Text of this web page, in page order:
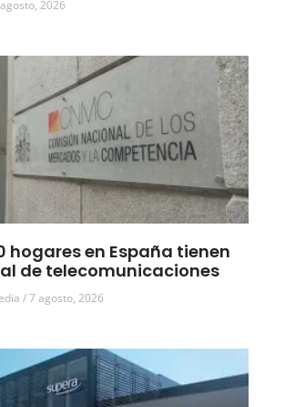
2026
hogares en España tienen
de telecomunicaciones
7 agosto, 2026